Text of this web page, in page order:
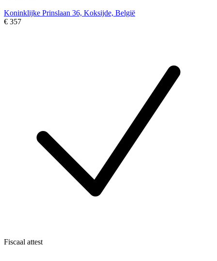
Koninklijke Prinslaan 36, Koksijde, België
€ 357
Fiscaal attest